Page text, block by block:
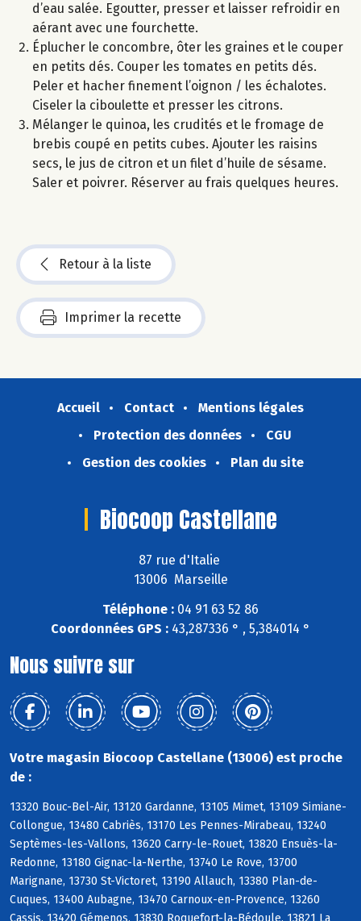
d’eau salée. Egoutter, presser et laisser refroidir en
aérant avec une fourchette.
Éplucher le concombre, ôter les graines et le couper
en petits dés. Couper les tomates en petits dés.
Peler et hacher finement l’oignon / les échalotes.
Ciseler la ciboulette et presser les citrons.
Mélanger le quinoa, les crudités et le fromage de
brebis coupé en petits cubes. Ajouter les raisins
secs, le jus de citron et un filet d’huile de sésame.
Saler et poivrer. Réserver au frais quelques heures.
Retour à la liste
Imprimer la recette
Accueil Contact
Mentions légales
Protection des données
CGU
Gestion des cookies
Plan du site
Biocoop Castellane
87 rue d'Italie
13006 Marseille
Téléphone : 04 91 63 52 86
Coordonnées GPS : 43,287336 ° , 5,384014 °
Nous suivre sur
Votre magasin Biocoop Castellane (13006) est proche
de :
13320 Bouc-Bel-Air, 13120 Gardanne, 13105 Mimet, 13109 Simiane-
Collongue, 13480 Cabriès, 13170 Les Pennes-Mirabeau, 13240
Septèmes-les-Vallons, 13620 Carry-le-Rouet, 13820 Ensuès-la-
Redonne, 13180 Gignac-la-Nerthe, 13740 Le Rove, 13700
Marignane, 13730 St-Victoret, 13190 Allauch, 13380 Plan-de-
Cuques, 13400 Aubagne, 13470 Carnoux-en-Provence, 13260
Cassis, 13420 Gémenos, 13830 Roquefort-la-Bédoule, 13821 La